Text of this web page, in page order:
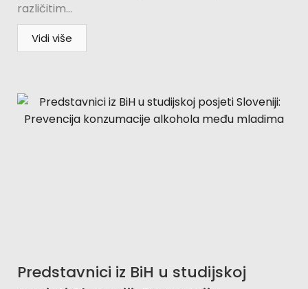
različitim...
Vidi više
Predstavnici iz BiH u studijskoj